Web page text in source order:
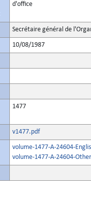
d'office
Secrétaire général de
10/08/1987
1477
v1477.pdf
volume-1477-A-24604-
volume-1477-A-24604-